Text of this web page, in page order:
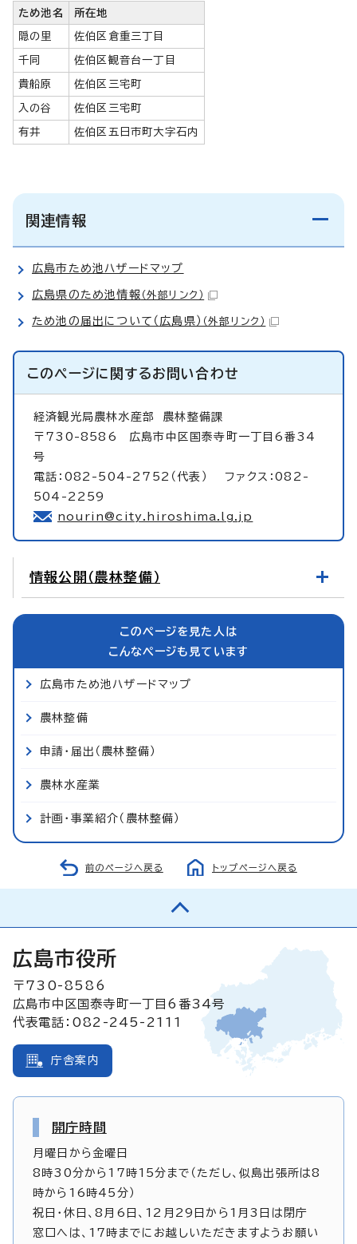
ため池名 所在地
隠の里 佐伯区倉重三丁目
千同 佐伯区観音台一丁目
貴船原 佐伯区三宅町
入の谷 佐伯区三宅町
有井 佐伯区五日市町大字石内
関連情報
広島市ため池ハザードマップ
広島県のため池情報 （外部リンク）
ため池の届出について（広島県） （外部リンク）
このページに関するお問い合わせ
経済観光局農林水産部 農林整備課
〒730-8586 広島市中区国泰寺町一丁目6番34
号
電話：082-504-2752（代表） ファクス：082-
504-2259
nourin@city.hiroshima.lg.jp
情報公開（農林整備）
このページを見た人は
こんなページも見ています
広島市ため池ハザードマップ
農林整備
申請・届出（農林整備）
農林水産業
計画・事業紹介（農林整備）
前のページへ戻る トップページへ戻る
広島市役所
〒730-8586
広島市中区国泰寺町一丁目6番34号
代表電話：082-245-2111
庁舎案内
開庁時間
月曜日から金曜日
8時30分から17時15分まで（ただし、似島出張所は8
時から16時45分）
祝日・休日、8月6日、12月29日から1月3日は閉庁
窓口へは、17時までにお越しいただきますようお願い